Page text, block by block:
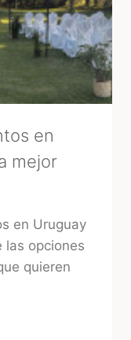
en
mejor
en Uruguay
las opciones
quieren